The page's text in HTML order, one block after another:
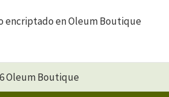
Oleum Boutique